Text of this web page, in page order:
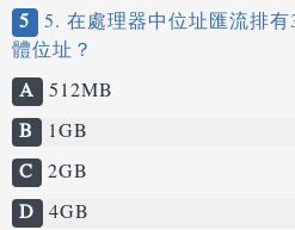
5 5. 在處理器中位址匯流排
體位址？
A 512MB
B
1GB
C 2GB
D 4GB